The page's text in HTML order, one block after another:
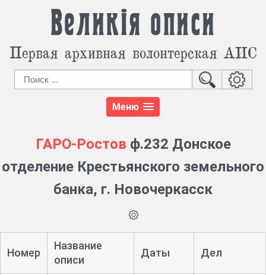
Великія описи
Первая архивная волонтерская АИС
Меню
ГАРО-Ростовф.232 Донское
отделение Крестьянского земельного
банка, г. Новочеркасск
Номер
Название
описи
Даты Дел